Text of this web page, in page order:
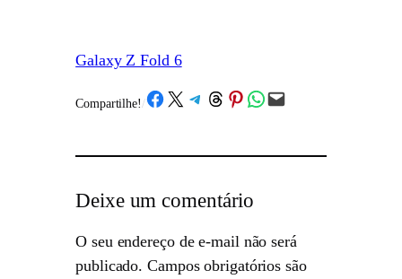
Galaxy Z Fold 6
Compartilhe! /Share on Facebook
Share on X Share on Telegram
Share on Threads
Share on Pinterest
Share on WhatsApp
Email this Page
Deixe um comentário
O seu endereço de e-mail não será
publicado. Campos obrigatórios são